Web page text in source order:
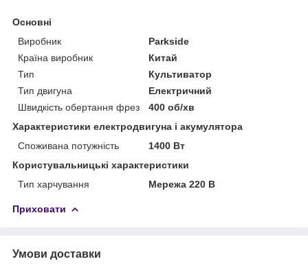
Основні
Виробник
Parkside
Країна виробник
Китай
Тип
Культиватор
Тип двигуна
Електричний
Швидкість обертання фрез
400 об/хв
Характеристики електродвигуна і акумулятора
Споживана потужність
1400 Вт
Користувальницькі характеристики
Тип харчування
Мережа 220 В
Приховати
Умови доставки